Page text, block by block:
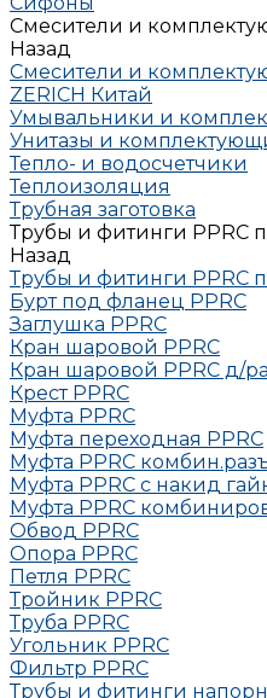
Смесители и
Назад
Смесители и
ZERICH Китай
Умывальники и
Унитазы и
Тепло- и водосчетчики
Теплоизоляция
Трубная заготовка
Трубы и фитинги PPRC
Назад
Трубы и фитинги PPRC
Бурт под фланец РРRC
Заглушка РРRC
Кран шаровой PPRC
Кран шаровой PPRC д/
Крест PPRC
Муфта PPRC
Муфта переходная PPRC
Муфта РРRC
Муфта PPRC с накид
Муфта РРRC
Обвод РРRC
Опора РРRC
Петля РРRC
Тройник РРRC
Труба РРRC
Угольник РРRC
Фильтр PPRC
Трубы и фитинги